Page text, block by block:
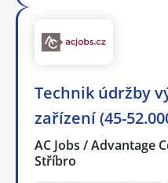
Technik údržby
zařízení (45-
AC Jobs / Advantage
Stříbro